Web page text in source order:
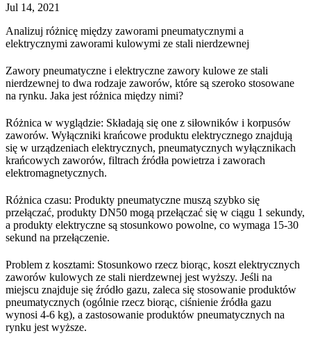
Jul 14, 2021
Analizuj różnicę między zaworami pneumatycznymi a
elektrycznymi zaworami kulowymi ze stali nierdzewnej
Zawory pneumatyczne i elektryczne zawory kulowe ze stali
nierdzewnej to dwa rodzaje zaworów, które są szeroko stosowane
na rynku. Jaka jest różnica między nimi?
Różnica w wyglądzie: Składają się one z siłowników i korpusów
zaworów. Wyłączniki krańcowe produktu elektrycznego znajdują
się w urządzeniach elektrycznych, pneumatycznych wyłącznikach
krańcowych zaworów, filtrach źródła powietrza i zaworach
elektromagnetycznych.
Różnica czasu: Produkty pneumatyczne muszą szybko się
przełączać, produkty DN50 mogą przełączać się w ciągu 1 sekundy,
a produkty elektryczne są stosunkowo powolne, co wymaga 15-30
sekund na przełączenie.
Problem z kosztami: Stosunkowo rzecz biorąc, koszt elektrycznych
zaworów kulowych ze stali nierdzewnej jest wyższy. Jeśli na
miejscu znajduje się źródło gazu, zaleca się stosowanie produktów
pneumatycznych (ogólnie rzecz biorąc, ciśnienie źródła gazu
wynosi 4-6 kg), a zastosowanie produktów pneumatycznych na
rynku jest wyższe.